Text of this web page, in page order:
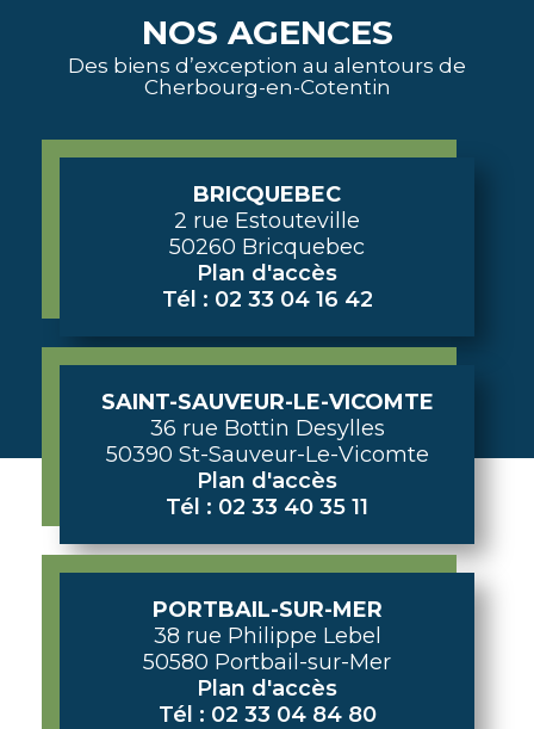
NOS AGENCES
Des biens d’exception au alentours de
Cherbourg-en-Cotentin
BRICQUEBEC
2 rue Estouteville
50260 Bricquebec
Plan d'accès
Tél : 02 33 04 16 42
SAINT-SAUVEUR-LE-VICOMTE
36 rue Bottin Desylles
50390 St-Sauveur-Le-Vicomte
Plan d'accès
Tél : 02 33 40 35 11
PORTBAIL-SUR-MER
38 rue Philippe Lebel
50580 Portbail-sur-Mer
Plan d'accès
Tél : 02 33 04 84 80